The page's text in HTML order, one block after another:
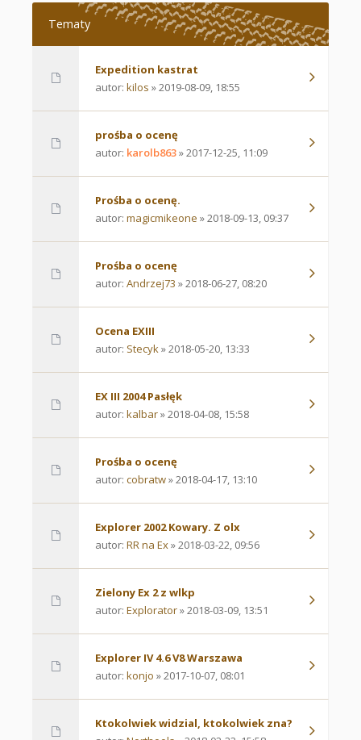
Tematy
Expedition kastrat
autor: kilos » 2019-08-09, 18:55
prośba o ocenę
autor: karolb863» 2017-12-25, 11:09
Prośba o ocenę.
autor: magicmikeone » 2018-09-13, 09:37
Prośba o ocenę
autor: Andrzej73 » 2018-06-27, 08:20
Ocena EXIII
autor: Stecyk» 2018-05-20, 13:33
EX III 2004 Pasłęk
autor: kalbar» 2018-04-08, 15:58
Prośba o ocenę
autor: cobratw» 2018-04-17, 13:10
Explorer 2002 Kowary. Z olx
autor: RR na Ex» 2018-03-22, 09:56
Zielony Ex 2 z wlkp
autor: Explorator» 2018-03-09, 13:51
Explorer IV 4.6 V8 Warszawa
autor: konjo » 2017-10-07, 08:01
Ktokolwiek widzial, ktokolwiek zna?